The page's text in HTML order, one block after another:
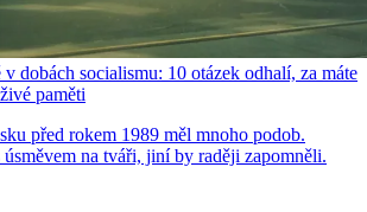
dobách socialismu: 10 otázek odhalí, za máte
paměti
před rokem 1989 měl mnoho podob.
na tváři, jiní by raději zapomněli.